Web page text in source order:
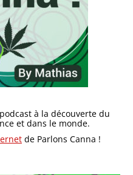
à la découverte du
et dans le monde.
de Parlons Canna !